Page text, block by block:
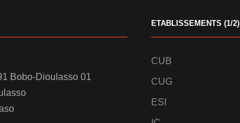
Bobo-Dioulasso 01
ETABLISSEMENTS (1/2)
CUB
CUG
ESI